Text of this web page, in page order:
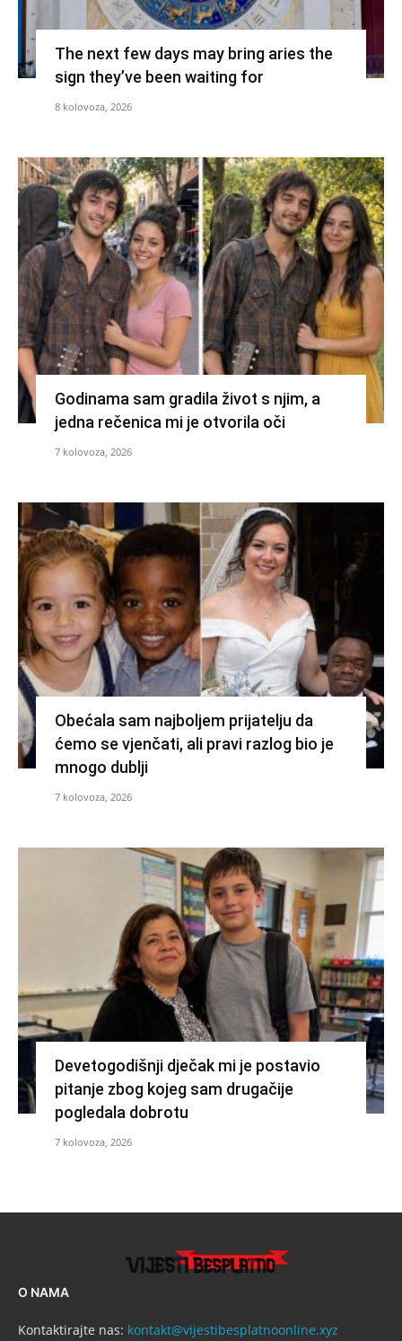
The next few days may bring aries the
sign they’ve been waiting for
8 kolovoza, 2026
Godinama sam gradila život s njim, a
jedna rečenica mi je otvorila oči
7 kolovoza, 2026
Obećala sam najboljem prijatelju da
ćemo se vjenčati, ali pravi razlog bio je
mnogo dublji
7 kolovoza, 2026
Devetogodišnji dječak mi je postavio
pitanje zbog kojeg sam drugačije
pogledala dobrotu
7 kolovoza, 2026
O NAMA
Kontaktirajte nas: kontakt@vijestibesplatnoonline.xyz